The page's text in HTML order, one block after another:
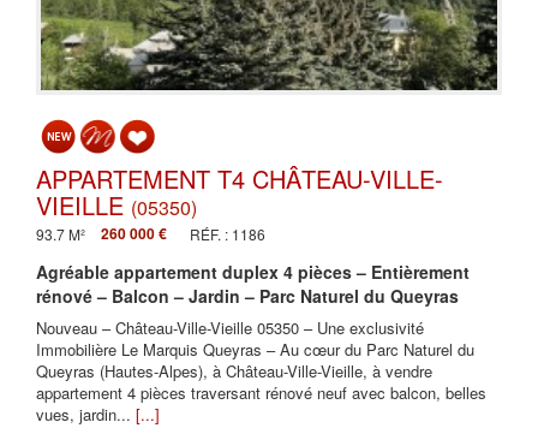
APPARTEMENT T4 CHÂTEAU-VILLE-
VIEILLE (05350)
93.7 M² 260 000 € RÉF. : 1186
Agréable appartement duplex 4 pièces – Entièrement
rénové – Balcon – Jardin – Parc Naturel du Queyras
Nouveau – Château-Ville-Vieille 05350 – Une exclusivité
Immobilière Le Marquis Queyras – Au cœur du Parc Naturel du
Queyras (Hautes-Alpes), à Château-Ville-Vieille, à vendre
appartement 4 pièces traversant rénové neuf avec balcon, belles
vues, jardin... [...]